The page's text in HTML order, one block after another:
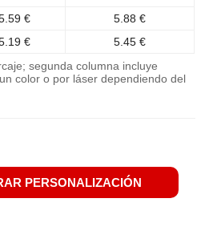
€
5.88 €
€ 5.45 €
segunda columna incluye
color o por láser dependiendo del
PERSONALIZACIÓN